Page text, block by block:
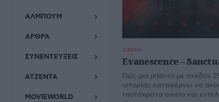
ΑΛΜΠΟΥΜ
ΑΡΘΡΑ
ΣΥΝΕΝΤΕΥΞΕΙΣ
ΑΤΖΕΝΤΑ
MOVIEWORLD
ΔΙΕΘΝΗ
Evanescence –
Πώς μια μπάντα με σχεδόν
ιστορίας καταφέρνει να
ταυτόχρονα οικεία και